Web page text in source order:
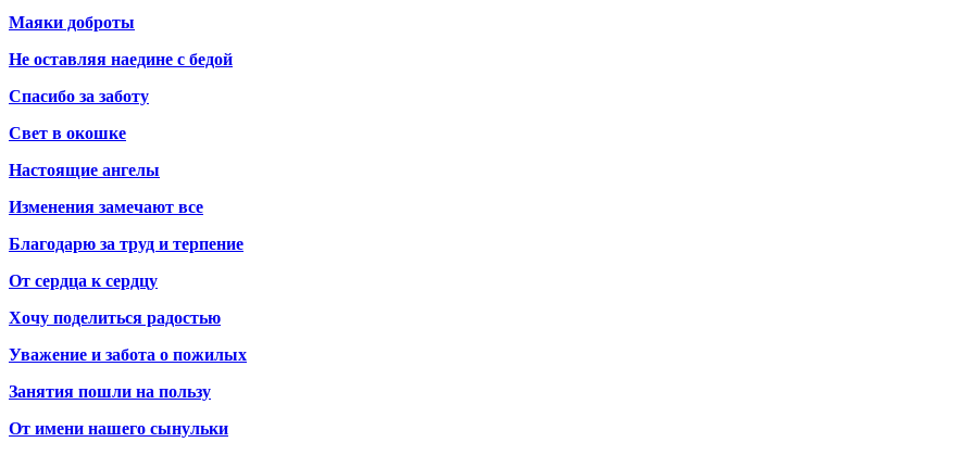
Маяки доброты
Не оставляя наедине с бедой
Спасибо за заботу
Свет в окошке
Настоящие ангелы
Изменения замечают все
Благодарю за труд и терпение
От сердца к сердцу
Хочу поделиться радостью
Уважение и забота о пожилых
Занятия пошли на пользу
От имени нашего сынульки